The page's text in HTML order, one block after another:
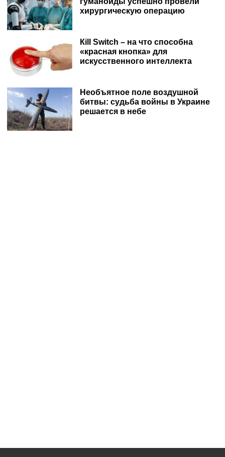
хирургическую операцию
Кill Switch – на что способна
«красная кнопка» для
искусственного интеллекта
Необъятное поле воздушной
битвы: судьба войны в Украине
решается в небе